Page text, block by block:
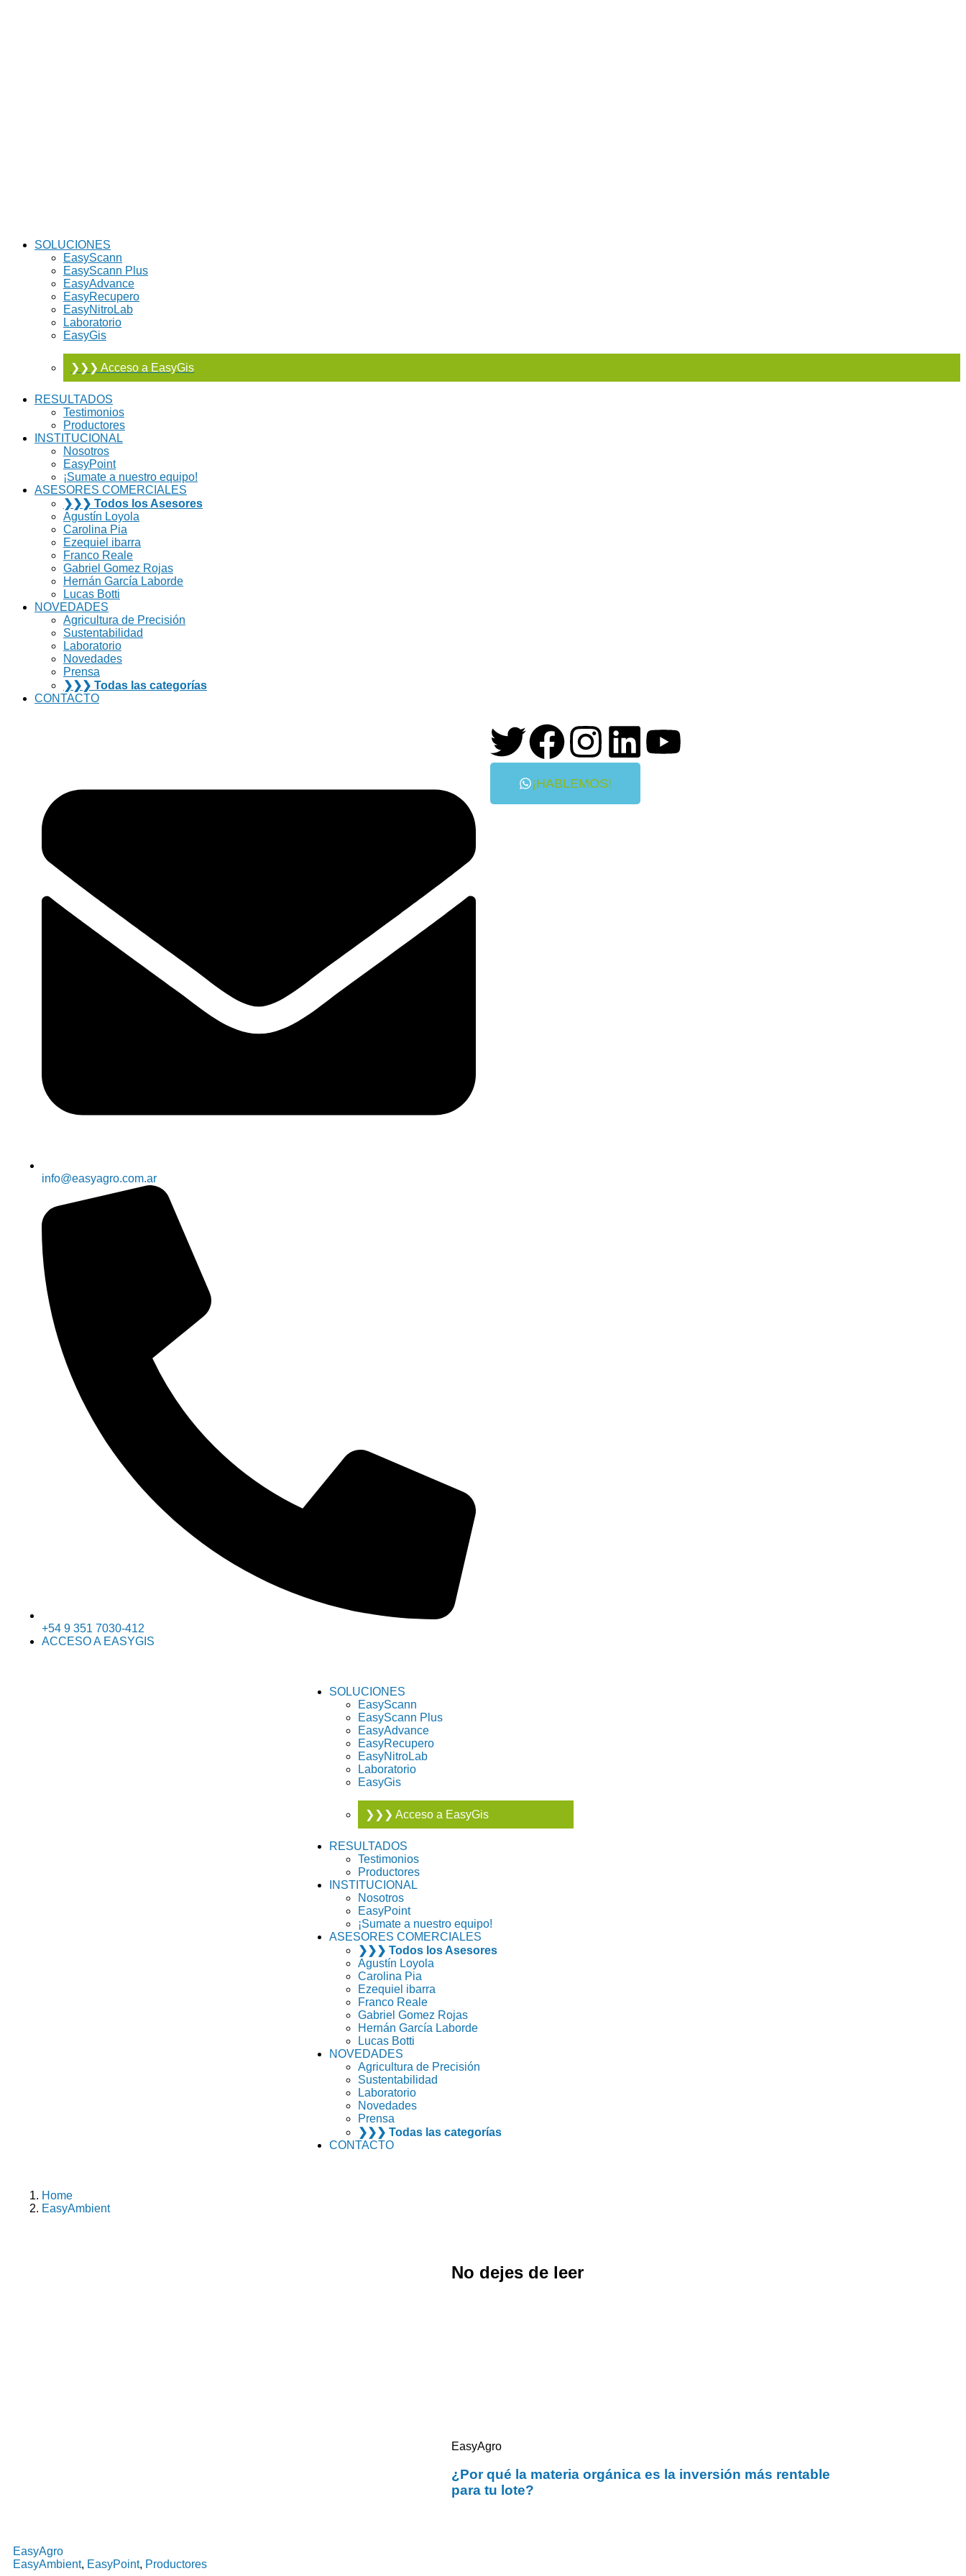
SOLUCIONES
EasyScann
EasyScann Plus
EasyAdvance
EasyRecupero
EasyNitroLab
Laboratorio
EasyGis
❯❯❯ Acceso a EasyGis
RESULTADOS
Testimonios
Productores
INSTITUCIONAL
Nosotros
EasyPoint
¡Sumate a nuestro equipo!
ASESORES COMERCIALES
❯❯❯ Todos los Asesores
Agustín Loyola
Carolina Pia
Ezequiel ibarra
Franco Reale
Gabriel Gomez Rojas
Hernán García Laborde
Lucas Botti
NOVEDADES
Agricultura de Precisión
Sustentabilidad
Laboratorio
Novedades
Prensa
❯❯❯ Todas las categorías
CONTACTO
info@easyagro.com.ar
+54 9 351 7030-412
ACCESO A EASYGIS
¡HABLEMOS!
SOLUCIONES
EasyScann
EasyScann Plus
EasyAdvance
EasyRecupero
EasyNitroLab
Laboratorio
EasyGis
❯❯❯ Acceso a EasyGis
RESULTADOS
Testimonios
Productores
INSTITUCIONAL
Nosotros
EasyPoint
¡Sumate a nuestro equipo!
ASESORES COMERCIALES
❯❯❯ Todos los Asesores
Agustín Loyola
Carolina Pia
Ezequiel ibarra
Franco Reale
Gabriel Gomez Rojas
Hernán García Laborde
Lucas Botti
NOVEDADES
Agricultura de Precisión
Sustentabilidad
Laboratorio
Novedades
Prensa
❯❯❯ Todas las categorías
CONTACTO
Home
EasyAmbient
EasyAgro
EasyAmbient, EasyPoint, Productores
No dejes de leer
EasyAgro
¿Por qué la materia orgánica es la inversión más rentable
para tu lote?